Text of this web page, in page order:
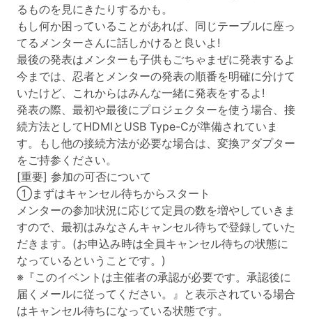
るものを見にきたりするかも。
もし何か困っていることがあれば、同じテーブルに座っ
てるメンターさんに話しかけると良いよ!
最後の発表はメンターも子供もごちゃまぜに発表するよ
今までは、忍者とメンターの発表の順番を明確に分けて
いたけど、これからはみんな一緒に発表をするよ!
発表の際、最初や最後にプロジェクターを使う場合、接
続方法としてHDMIとUSB Type-Cが準備されていま
す。もし他の接続方法が必要な場合は、変換アダプター
をご持参ください。
[重要] 参加の可否について
①まずはキャンセル待ちからスタート
メンターの参加状況に応じて定員の数を増やしていきま
すので、最初はみなさんキャンセル待ちで登録していた
だきます。(お申込み時は全員キャンセル待ちの状態に
なっているということです。)
※『このイベントは主催者の承認が必要です。承認後に
届くメールに従ってください。』と表示されている場合
はキャンセル待ちになっている状態です。